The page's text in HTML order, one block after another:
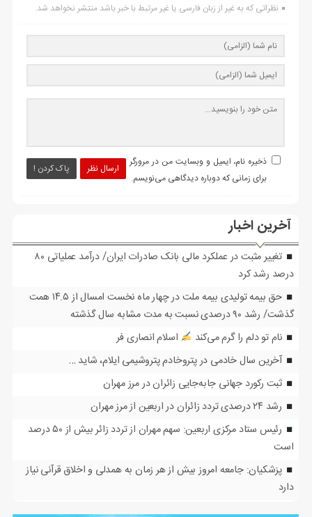
نظراتی که به غیر از زبان فارسی یا غیر مرتبط با خبر باشد منتشر نخواهد شد.
ارسال نظر پاک کردن !
ذخیره نام، ایمیل و وبسایت من در مرورگر
برای زمانی که دوباره دیدگاهی می‌نویسم.
آخرین اخبار
تغییر مثبت در عملکرد مالی بانک صادرات ایران/ درآمد عملیاتی ۸۰
درصد رشد کرد
حق بیمه تولیدی بیمه ملت در چهار ماه نخست امسال از ۱۴.۵ همت
گذشت/ رشد ۹۰ درصدی نسبت به مدت مشابه سال گذشته
نام تو دلم را گرم می‌کند
اسلام انصاری فر
آخرین سال خادمی در پتروخادم پتروشیمی ایلام، شاید …
ثبت رکورد جهانی جابه‌جایی زائران در مرز مهران
رشد ۲۴ درصدی تردد زائران در اربعین از مرز مهران
رئیس ستاد مرکزی اربعین: سهم مهران از تردد زائر بیش از ۵۰ درصد
است
پزشکیان: جامعه امروز بیش از هر زمان به همدلی و اخلاق قرآنی نیاز
دارد